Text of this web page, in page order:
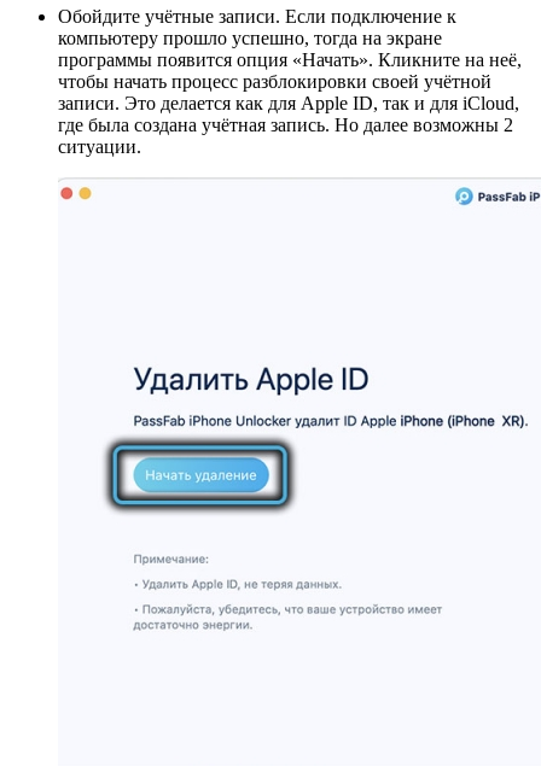
Обойдите учётные записи. Если подключение к
компьютеру прошло успешно, тогда на экране
программы появится опция «Начать». Кликните на неё,
чтобы начать процесс разблокировки своей учётной
записи. Это делается как для Apple ID, так и для iCloud,
где была создана учётная запись. Но далее возможны 2
ситуации.